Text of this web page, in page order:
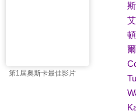
第1屆奧斯卡最佳影片